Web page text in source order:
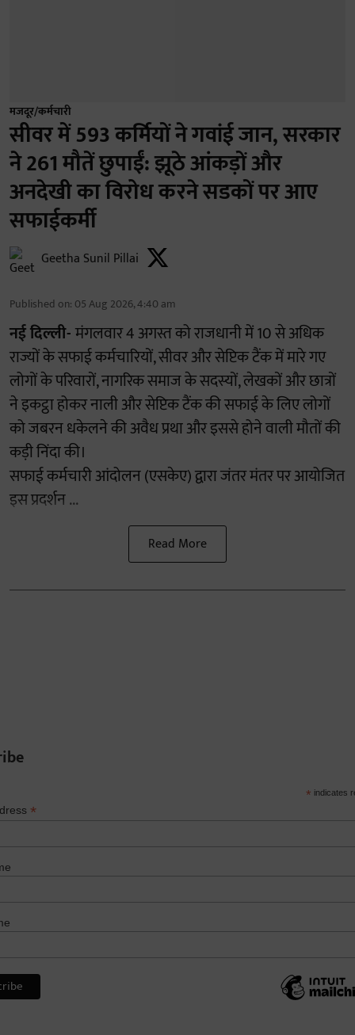
मजदूर/कर्मचारी
सीवर में 593 कर्मियों ने गवांई जान, सरकार
ने 261 मौतें छुपाईं: झूठे आंकड़ों और
अनदेखी का विरोध करने सडकों पर आए
सफाईकर्मी
Geetha Sunil Pillai
Published on: 05 Aug 2026, 4:40 am
नई दिल्ली-मंगलवार 4 अगस्त को राजधानी में 10 से अधिक
राज्यों के सफाई कर्मचारियों, सीवर और सेप्टिक टैंक में मारे गए
लोगों के परिवारों, नागरिक समाज के सदस्यों, लेखकों और छात्रों
ने इकट्ठा होकर नाली और सेप्टिक टैंक की सफाई के लिए लोगों
को जबरन धकेलने की अवैध प्रथा और इससे होने वाली मौतों की
कड़ी निंदा की।
सफाई कर्मचारी आंदोलन (एसकेए) द्वारा जंतर मंतर पर आयोजित
इस प्रदर्शन ...
Read More
* indicates
*